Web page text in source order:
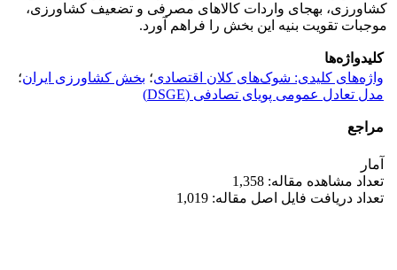
کشاورزی، به­جای واردات کالاهای مصرفی و تضعیف کشاورزی،
موجبات تقویت بنیه این بخش را فراهم آورد.
کلیدواژه‌ها
واژه‌های کلیدی: شوک‌های کلان اقتصادی؛ بخش کشاورزی ایران؛
مدل تعادل عمومی پویای تصادفی (DSGE)
مراجع
آمار
تعداد مشاهده مقاله: 1,358
تعداد دریافت فایل اصل مقاله: 1,019